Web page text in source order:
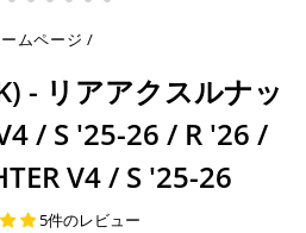
ムページ /
- リアアクスルナッ
/ S '25-26 / R '26 /
V4 / S '25-26
5件のレビュー